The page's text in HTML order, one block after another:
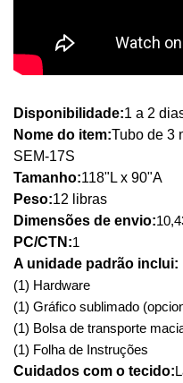
Disponibilidade:1 a 2
Nome do item:Tubo de 3
SEM-17S
Tamanho:118"L x 90"A
Peso:12 libras
Dimensões de envio:
PC/CTN:1
A unidade padrão inclui:
(1) Hardware
(1) Gráfico sublimado
(1) Bolsa de transporte
(1) Folha de Instruções
Cuidados com o tecido: